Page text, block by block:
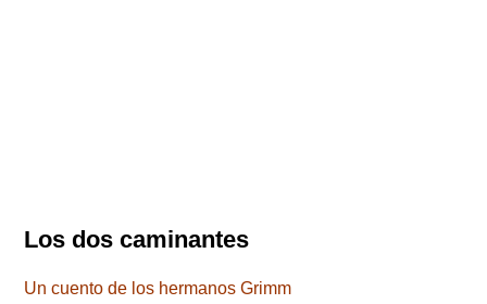
Los dos caminantes
Un cuento de los hermanos Grimm